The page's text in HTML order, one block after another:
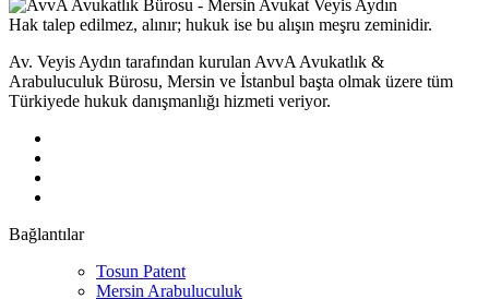
Hak talep edilmez, alınır; hukuk ise bu alışın meşru zeminidir.
Av. Veyis Aydın tarafından kurulan AvvA Avukatlık &
Arabuluculuk Bürosu, Mersin ve İstanbul başta olmak üzere tüm
Türkiyede hukuk danışmanlığı hizmeti veriyor.
Bağlantılar
Tosun Patent
Mersin Arabuluculuk